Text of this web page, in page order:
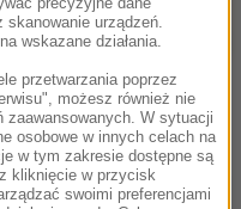
–
razem przy produkcji
urządzeń.
wskazane działania.
przetwarzania poprzez
możesz również nie
zaawansowanych. W sytuacji
osobowe w innych celach na
w tym zakresie dostępne są
kliknięcie w przycisk
swoimi preferencjami